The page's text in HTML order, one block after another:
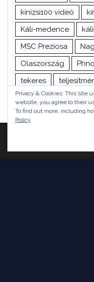
kinizsi100 videó
Káli-medence
MSC Preziosa
Olaszország
tekeres
túra
utazás
Privacy & Cookies: This site
website, you agree to their
To find out more, including
Policy